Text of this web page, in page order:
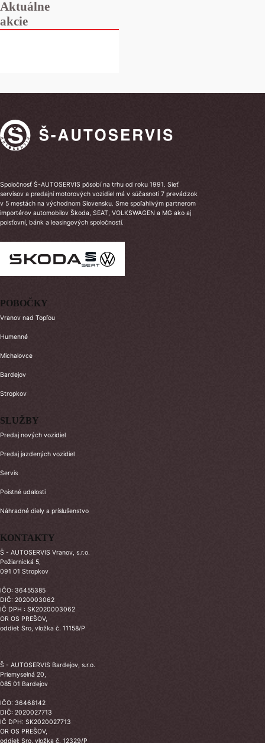
Aktuálne
akcie
Spoločnosť Š-AUTOSERVIS pôsobí na trhu od roku 1991. Sieť
servisov a predajní motorových vozidiel má v súčasnoti 7 prevádzok
v 5 mestách na východnom Slovensku. Sme spoľahlivým partnerom
importérov automobilov Škoda, SEAT, VOLKSWAGEN a MG ako aj
poisťovní, bánk a leasingových spoločností.
POBOČKY
Vranov nad Topľou
Humenné
Michalovce
Bardejov
Stropkov
SLUŽBY
Predaj nových vozidiel
Predaj jazdených vozidiel
Servis
Poistné udalosti
Náhradné diely a príslušenstvo
KONTAKTY
Š - AUTOSERVIS Vranov, s.r.o.
Požiarnická 5,
091 01 Stropkov
IČO: 36455385
DIČ: 2020003062
IČ DPH : SK2020003062
OR OS PREŠOV,
oddiel: Sro, vložka č. 11158/P
Š - AUTOSERVIS Bardejov, s.r.o.
Priemyselná 20,
085 01 Bardejov
IČO: 36468142
DIČ: 2020027713
IČ DPH: SK2020027713
OR OS PREŠOV,
oddiel: Sro, vložka č. 12329/P